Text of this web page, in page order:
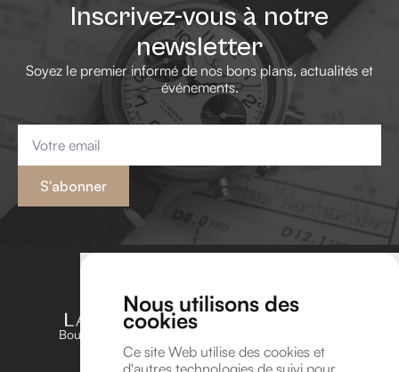
Nous utilisons des
cookies
Ce site Web utilise des cookies et
d'autres technologies de suivi pour
Inscrivez-vous à notre
newsletter
Soyez le premier informé de nos bons plans, actualités et
événements.
S'abonner
Boutique unique dédiée aux amateurs et passionnés
d’horlogerie en Belgique
Suivez-nous sur Instagram !